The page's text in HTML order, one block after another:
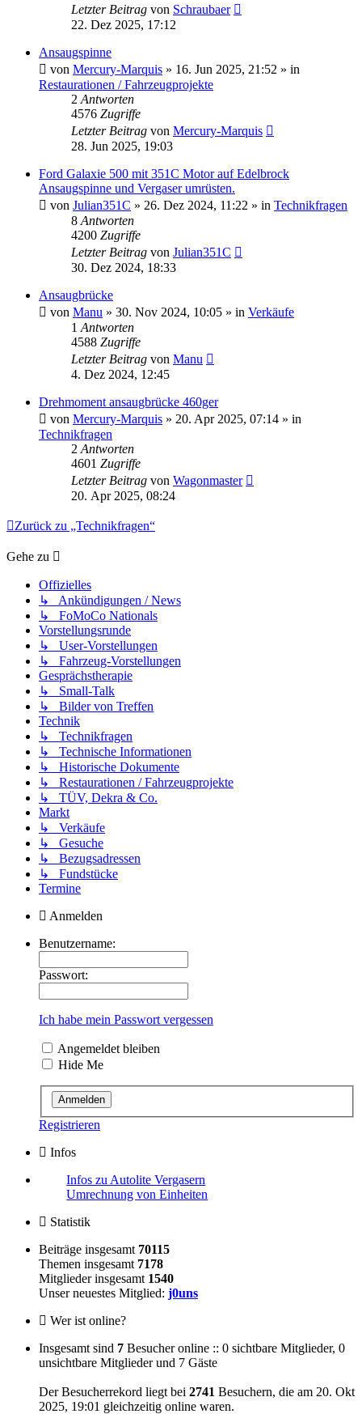
Letzter Beitrag von Schraubaer
22. Dez 2025, 17:12
Ansaugspinne
von Mercury-Marquis » 16. Jun 2025, 21:52 » in
Restaurationen / Fahrzeugprojekte
2 Antworten
4576 Zugriffe
Letzter Beitrag von Mercury-Marquis
28. Jun 2025, 19:03
Ford Galaxie 500 mit 351C Motor auf Edelbrock
Ansaugspinne und Vergaser umrüsten.
von Julian351C » 26. Dez 2024, 11:22 » in Technikfragen
8 Antworten
4200 Zugriffe
Letzter Beitrag von Julian351C
30. Dez 2024, 18:33
Ansaugbrücke
von Manu » 30. Nov 2024, 10:05 » in Verkäufe
1 Antworten
4588 Zugriffe
Letzter Beitrag von Manu
4. Dez 2024, 12:45
Drehmoment ansaugbrücke 460ger
von Mercury-Marquis » 20. Apr 2025, 07:14 » in
Technikfragen
2 Antworten
4601 Zugriffe
Letzter Beitrag von Wagonmaster
20. Apr 2025, 08:24
Zurück zu „Technikfragen“
Gehe zu
Offizielles
↳ Ankündigungen / News
↳ FoMoCo Nationals
Vorstellungsrunde
↳ User-Vorstellungen
↳ Fahrzeug-Vorstellungen
Gesprächstherapie
↳ Small-Talk
↳ Bilder von Treffen
Technik
↳ Technikfragen
↳ Technische Informationen
↳ Historische Dokumente
↳ Restaurationen / Fahrzeugprojekte
↳ TÜV, Dekra & Co.
Markt
↳ Verkäufe
↳ Gesuche
↳ Bezugsadressen
↳ Fundstücke
Termine
Anmelden
Benutzername:
Passwort:
Ich habe mein Passwort vergessen
Angemeldet bleiben
Hide Me
Registrieren
Infos
Infos zu Autolite Vergasern
Umrechnung von Einheiten
Statistik
Beiträge insgesamt 70115
Themen insgesamt 7178
Mitglieder insgesamt 1540
Unser neuestes Mitglied: j0uns
Wer ist online?
Insgesamt sind 7 Besucher online :: 0 sichtbare Mitglieder, 0
unsichtbare Mitglieder und 7 Gäste
Der Besucherrekord liegt bei 2741 Besuchern, die am 20. Okt
2025, 19:01 gleichzeitig online waren.